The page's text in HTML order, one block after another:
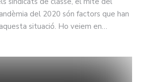
del 2020 són factors que han
situació. Ho veiem en…